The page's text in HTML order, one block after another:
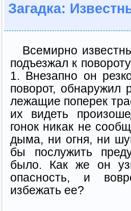
Загадка:
Всемирно
подъезжал к
1. Внезапно он
поворот, обнаружил
лежащие поперек
их видеть
гонок никак не
дыма, ни огня, ни
бы послужить
было. Как же он
опасность, и
избежать ее?